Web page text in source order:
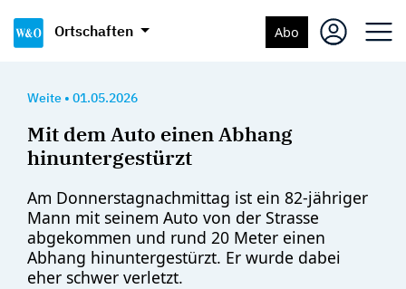
Ortschaften Abo
Weite • 01.05.2026
Mit dem Auto einen Abhang
hinuntergestürzt
Am Donnerstagnachmittag ist ein 82-jähriger
Mann mit seinem Auto von der Strasse
abgekommen und rund 20 Meter einen
Abhang hinuntergestürzt. Er wurde dabei
eher schwer verletzt.